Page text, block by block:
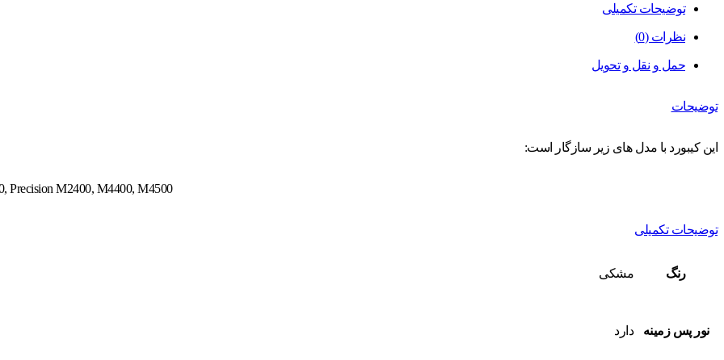
توضیحات تکمیلی
نظرات (0)
حمل و نقل و تحویل
توضیحات
این کیبورد با مدل های زیر سازگار است:
Precision M2400, M4400, M4500
توضیحات تکمیلی
رنگ مشکی
نور پس زمینه دارد